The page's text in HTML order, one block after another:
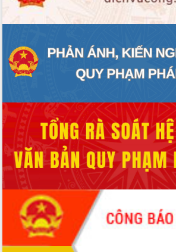
hiện nhiệm vụ quản lý tài sản công
hàng tuần
công tác cải cách thủ tục hành chính
tại Trung tâm Phục vụ hành chính
công tỉnh
thi Sáng tạo Kỹ thuật 2024 - 2025
Đắk Lắk rà soát, điều chỉnh Đề án 190
về phát triển nuôi trồng thủy sản
Phó Chủ tịch UBND tỉnh Đắk Lắk
Trương Công Thái kiểm tra thực địa
Dự án cao tốc Khánh Hòa - Buôn Ma
Thuột
Định vị cà phê Việt Nam như một “di
sản sống” trong dòng chảy toàn cầu
Xây dựng nông thôn mới: Nâng cao đời
sống người dân từ những mô hình thiết
thực